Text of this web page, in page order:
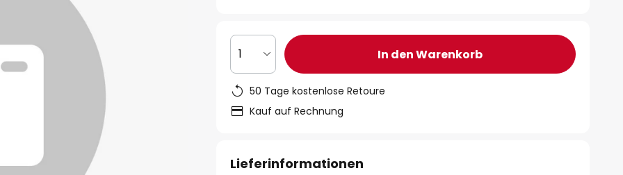
1 In den Warenkorb
50 Tage kostenlose Retoure
Kauf auf Rechnung
Lieferinformationen